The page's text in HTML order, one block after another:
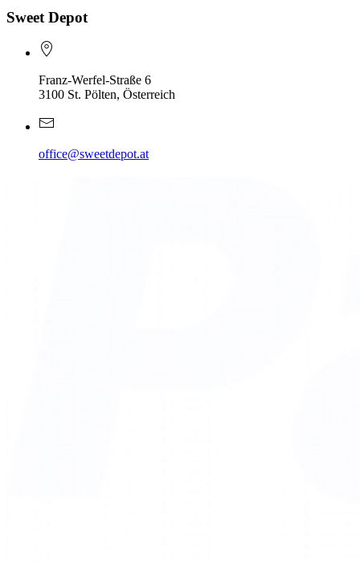
Sweet Depot
Franz-Werfel-Straße 6
3100 St. Pölten, Österreich
office@sweetdepot.at